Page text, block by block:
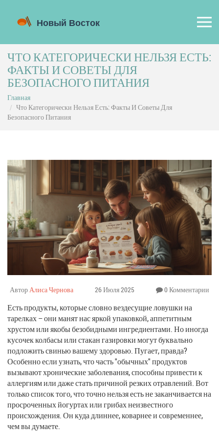
ЧТО КАТЕГОРИЧЕСКИ НЕЛЬЗЯ ЕСТЬ:
ФАКТЫ И СОВЕТЫ ДЛЯ
БЕЗОПАСНОГО ПИТАНИЯ
Главная
Что Категорически Нельзя Есть: Факты И Советы Для
Безопасного Питания
АвторАлиса Чернова 26 Июля 2025 0 Комментарии
Есть продукты, которые словно вездесущие ловушки на
тарелках – они манят нас яркой упаковкой, аппетитным
хрустом или якобы безобидными ингредиентами. Но иногда
кусочек колбасы или стакан газировки могут буквально
подложить свинью вашему здоровью. Пугает, правда?
Особенно если узнать, что часть "обычных" продуктов
вызывают хронические заболевания, способны привести к
аллергиям или даже стать причиной резких отравлений. Вот
только список того, что точно нельзя есть не заканчивается на
просроченных йогуртах или грибах неизвестного
происхождения. Он куда длиннее, коварнее и современнее,
чем вы думаете.